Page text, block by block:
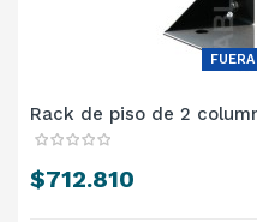
Rack de piso de 2
Precio
$712.810